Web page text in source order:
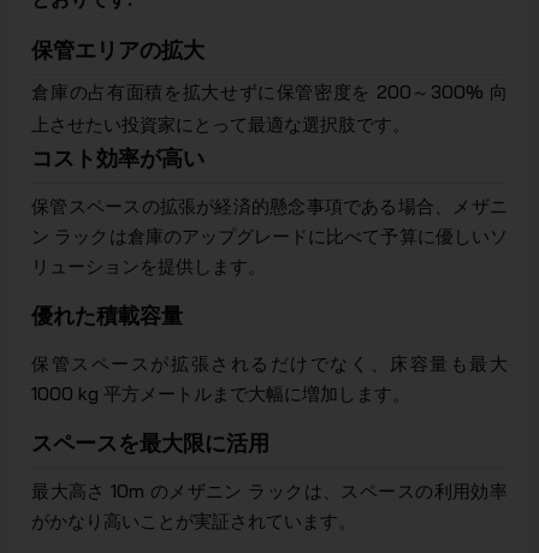
保管エリアの拡大
倉庫の占有面積を拡大せずに保管密度を 200～300% 向
上させたい投資家にとって最適な選択肢です。
コスト効率が高い
保管スペースの拡張が経済的懸念事項である場合、メザニ
ン ラックは倉庫のアップグレードに比べて予算に優しいソ
リューションを提供します。
優れた積載容量
保管スペースが拡張されるだけでなく、床容量も最大
1000 kg 平方メートルまで大幅に増加します。
スペースを最大限に活用
最大高さ 10m のメザニン ラックは、スペースの利用効率
がかなり高いことが実証されています。